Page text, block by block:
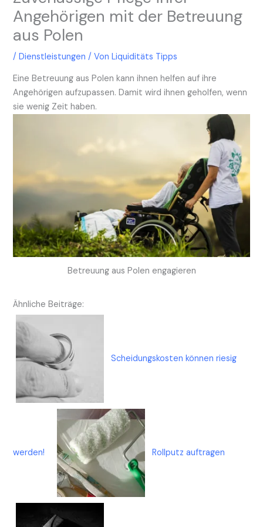
Angehörigen mit der Betreuung
aus Polen
/Dienstleistungen / VonLiquiditäts Tipps
Eine Betreuung aus Polen kann ihnen helfen auf ihre
Angehörigen aufzupassen. Damit wird ihnen geholfen, wenn
sie wenig Zeit haben.
Betreuung aus Polen engagieren
Ähnliche Beiträge:
Scheidungskosten können riesig
werden! Rollputz auftragen